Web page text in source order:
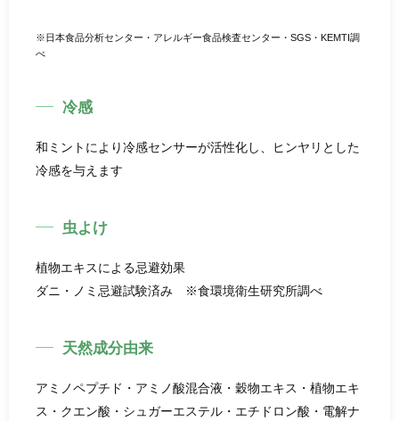
※日本食品分析センター・アレルギー食品検査センター・SGS・KEMTI調
べ
冷感
和ミントにより冷感センサーが活性化し、ヒンヤリとした
冷感を与えます
虫よけ
植物エキスによる忌避効果
ダニ・ノミ忌避試験済み ※食環境衛生研究所調べ
天然成分由来
アミノペプチド・アミノ酸混合液・穀物エキス・植物エキ
ス・クエン酸・シュガーエステル・エチドロン酸・電解ナ